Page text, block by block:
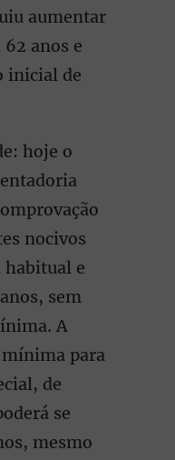
aumentar
anos e
inicial de
hoje o
nocivos
e
sem
A
para
de
se
mesmo